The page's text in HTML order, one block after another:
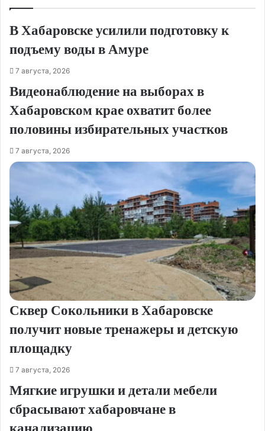
В Хабаровске усилили подготовку к
подъему воды в Амуре
7 августа, 2026
Видеонаблюдение на выборах в
Хабаровском крае охватит более
половины избирательных участков
7 августа, 2026
Сквер Сокольники в Хабаровске
получит новые тренажеры и детскую
площадку
7 августа, 2026
Мягкие игрушки и детали мебели
сбрасывают хабаровчане в